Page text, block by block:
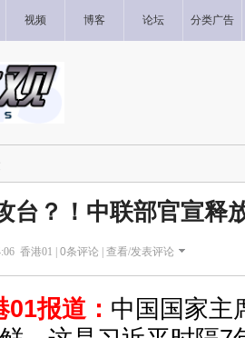
视频 博客 论坛 分类广告
台？！中联部官宣释
香港01 | 0条评论 | 查看/发表评论
报道： 中国国家主